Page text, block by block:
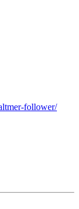
follower/